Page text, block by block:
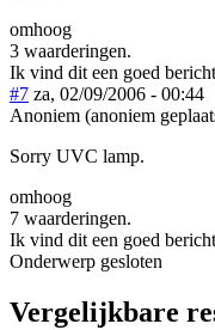
omhoog
3 waarderingen.
Ik vind dit een goed bericht
#7 za, 02/09/2006 - 00:44
Anoniem (anoniem
Sorry UVC lamp.
omhoog
7 waarderingen.
Ik vind dit een goed bericht
Onderwerp gesloten
Vergelijkbare